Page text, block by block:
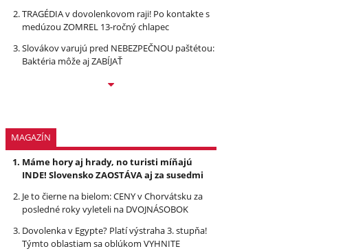
TRAGÉDIA v dovolenkovom raji! Po kontakte s
medúzou ZOMREL 13-ročný chlapec
Slovákov varujú pred NEBEZPEČNOU paštétou:
Baktéria môže aj ZABÍJAŤ
MAGAZÍN
Máme hory aj hrady, no turisti míňajú
INDE! Slovensko ZAOSTÁVA aj za susedmi
Je to čierne na bielom: CENY v Chorvátsku za
posledné roky vyleteli na DVOJNÁSOBOK
Dovolenka v Egypte? Platí výstraha 3. stupňa!
Týmto oblastiam sa oblúkom VYHNITE